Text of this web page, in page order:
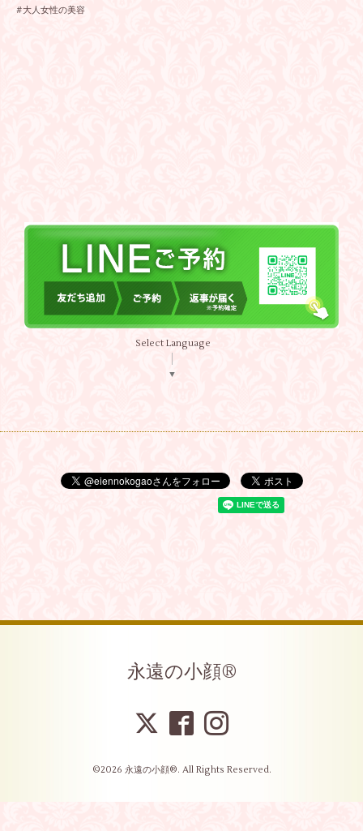
#大人女性の美容
Select Language
▼
永遠の小顔®︎
©2026 永遠の小顔®︎. All Rights Reserved.